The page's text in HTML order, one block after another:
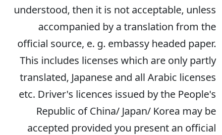
understood, then it is not acceptable, unless
accompanied by a translation from the
official source, e. g. embassy headed paper.
This includes licenses which are only partly
translated, Japanese and all Arabic licenses
etc. Driver's licences issued by the People's
Republic of China/ Japan/ Korea may be
accepted provided you present an official